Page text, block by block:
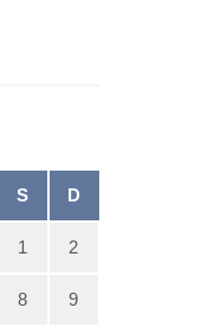
S D
1 2
8 9